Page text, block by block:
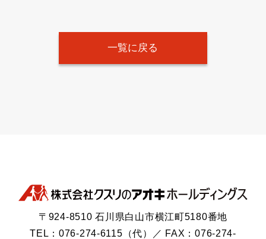
一覧に戻る
〒924-8510 石川県白山市横江町5180番地
TEL：076-274-6115（代）／ FAX：076-274-